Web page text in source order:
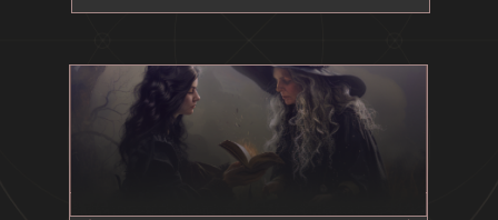
КОЛЕСО ГОДА
БОНУС-БЛОК